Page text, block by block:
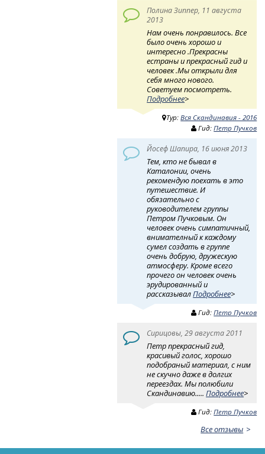
Полина Зиппер, 11 августа
2013
Нам очень понравилось. Все
было очень хорошо и
интересно .Прекрасны
естраны и прекрасный гид и
человек .Мы открыли для
себя много нового.
Советуем посмотреть.
Подробнее>
Тур:Вся Скандинавия - 2016
Гид:Петр Пучков
Йосеф Шапира, 16 июня 2013
Тем, кто не бывал в
Каталонии, очень
рекомендую поехать в это
путешествие. И
обязательно с
руководителем группы
Петром Пучковым. Он
человек очень симпатичный,
внимателный к каждому
сумел создать в группе
очень добрую, дружескую
атмосферу. Кроме всего
прочего он человек очень
эрудированный и
рассказывалПодробнее>
Гид:Петр Пучков
Сирицовы, 29 августа 2011
Петр прекрасный гид,
красивый голос, хорошо
подобраный материал, с ним
не скучно даже в долгих
переездах. Мы полюбили
Скандинавию.....Подробнее>
Гид:Петр Пучков
Все отзывы